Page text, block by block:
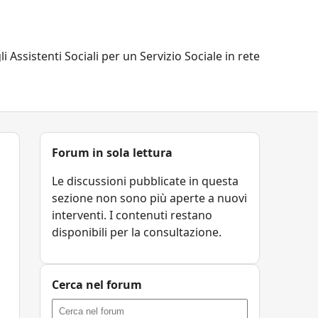
Assistenti Sociali per un Servizio Sociale in rete
Forum in sola lettura
Le discussioni pubblicate in questa
sezione non sono più aperte a nuovi
interventi. I contenuti restano
disponibili per la consultazione.
Cerca nel forum